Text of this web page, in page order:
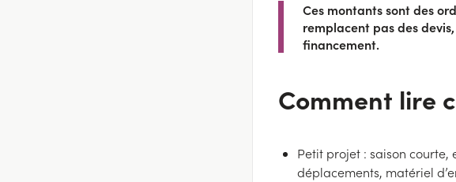
Ces montants sont des
remplacent pas des
financement.
Comment lire
Petit projet : saison
déplacements, matériel